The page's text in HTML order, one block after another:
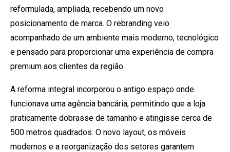
reformulada, ampliada, recebendo um novo
posicionamento de marca. O rebranding veio
acompanhado de um ambiente mais moderno, tecnológico
e pensado para proporcionar uma experiência de compra
premium aos clientes da região.
A reforma integral incorporou o antigo espaço onde
funcionava uma agência bancária, permitindo que a loja
praticamente dobrasse de tamanho e atingisse cerca de
500 metros quadrados. O novo layout, os móveis
modernos e a reorganização dos setores garantem